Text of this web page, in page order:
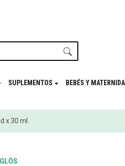
SUPLEMENTOS BEBÉS Y
x 30 ml.